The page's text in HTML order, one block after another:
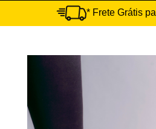
* Frete Grátis